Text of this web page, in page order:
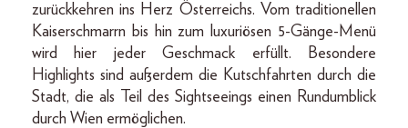
zurückkehren ins Herz Österreichs. Vom traditionellen
Kaiserschmarrn bis hin zum luxuriösen 5-Gänge-Menü
wird hier jeder Geschmack erfüllt. Besondere
Highlights sind außerdem die Kutschfahrten durch die
Stadt, die als Teil des Sightseeings einen Rundumblick
durch Wien ermöglichen.